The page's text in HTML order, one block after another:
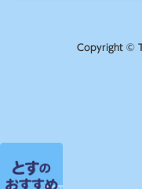
Copyright ©